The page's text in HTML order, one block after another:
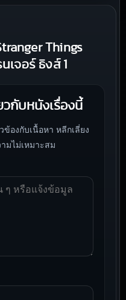
Things
เจอร์ ธิงส์ 1
กับหนังเรื่องนี้
องกับเนื้อหา หลีกเลี่ยง
มไม่เหมาะสม